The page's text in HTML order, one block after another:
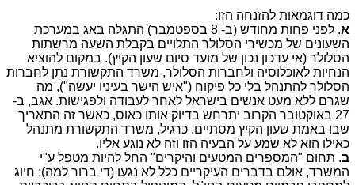
כמה דוגמאות להזנחה הזו:
א
. לפני פחות מחודש (ב- 8 בספטמבר) התגלה באג במערכת
השעונים של מכשירי הסלולר התלויים בקבלת השעה מרשתות
הסלולר (אי עדכון נכון של מועד סיום שעון הקיץ). במקום להוציא
הנחיות לאוכלוסיה ולחברות הסלולר, משרד התקשורת נתן לחברות
הסלולר להתנהל בלי כל פיקוח ("איש הישר בעיניו יעשה"), מה
שגרם ללא מעט אנשים בישראל לאחר לעבודה ולפגישות. אגב, ב-
27 באוקטובר הקרוב יתרחש בדיוק אותו כאוס, כאשר זה התאריך
שבו באמת שעון הקיץ מסתיים. כרגיל, משרד התקשורת מתנהל
כאילו הוא לא שמע על הבעיה הזו וזה לא נוגע אליו.
ב. תחום "המספרים המטעים והיקרים" החל להיות מטפל ע"י
המשרד, אולם בדברים העיקריים כלל לא נגעו (די ברור למה): חיוג